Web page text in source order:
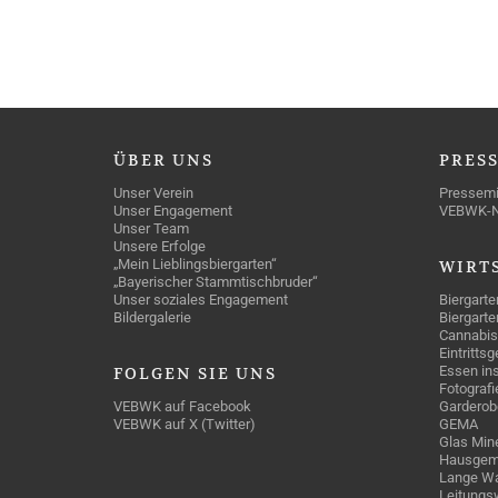
ÜBER UNS
Unser Verein
Unser Engagement
Unser Team
Unsere Erfolge
„Mein Lieblingsbiergarten“
„Bayerischer Stammtischbruder“
Unser soziales Engagement
Bildergalerie
FOLGEN SIE UNS
VEBWK auf Facebook
VEBWK auf X (Twitter)
VEBWK-
Essen
GEMA
Glas
Lange